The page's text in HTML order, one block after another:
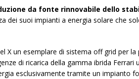
da fonte rinnovabile dello
dei suoi impianti a energia solare che
X un esemplare di sistema off grid per la
di ricarica della gamma ibrida Ferrari
esclusivamente tramite un impianto